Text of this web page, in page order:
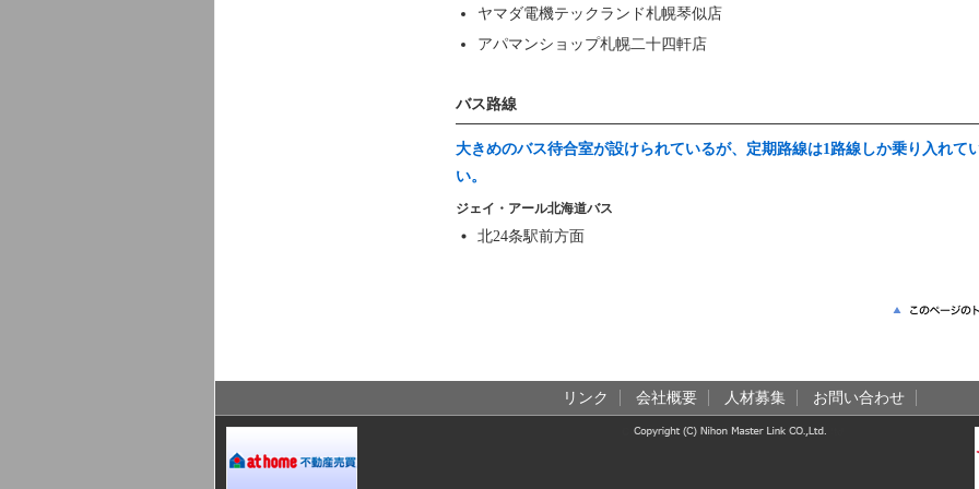
ヤマダ電機テックランド札幌琴似店
アパマンショップ札幌二十四軒店
バス路線
大きめのバス待合室が設けられているが、定期路線は1路線しか乗り入れて
い。
ジェイ・アール北海道バス
北24条駅前方面
リンク 会社概要 人材募集 お問い合わせ